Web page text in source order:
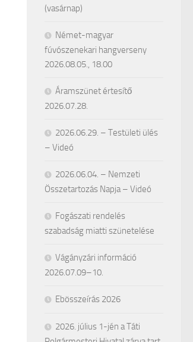
(vasárnap)
Német-magyar
fúvószenekari hangverseny
2026.08.05., 18.00
Áramszünet értesítő
2026.07.28.
2026.06.29. – Testületi ülés
– Videó
2026.06.04. – Nemzeti
Összetartozás Napja – Videó
Fogászati rendelés
szabadság miatti szünetelése
Vágányzári információ
2026.07.09–10.
Ebösszeírás 2026
2026. július 1-jén a Táti